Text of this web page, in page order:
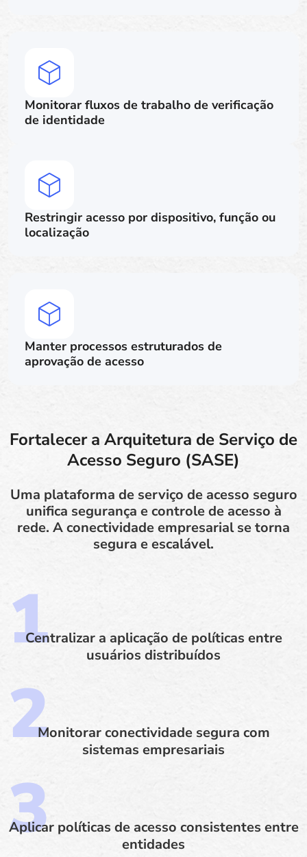
Monitorar fluxos de trabalho de verificação
de identidade
Restringir acesso por dispositivo, função ou
localização
Manter processos estruturados de
aprovação de acesso
Fortalecer a Arquitetura de Serviço de
Acesso Seguro (SASE)
Uma plataforma de serviço de acesso seguro
unifica segurança e controle de acesso à
rede. A conectividade empresarial se torna
segura e escalável.
Centralizar a aplicação de políticas entre
usuários distribuídos
Monitorar conectividade segura com
sistemas empresariais
Aplicar políticas de acesso consistentes entre
entidades